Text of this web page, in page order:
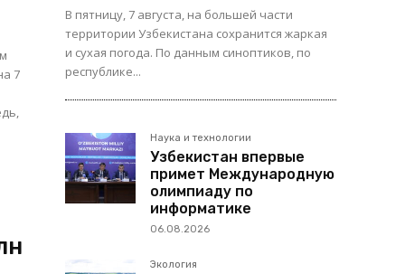
7
В пятницу, 7 августа, на большей части
территории Узбекистана сохранится жаркая
и сухая погода. По данным синоптиков, по
республике...
Наука и технологии
Узбекистан впервые
примет Международную
олимпиаду по
информатике
06.08.2026
Экология